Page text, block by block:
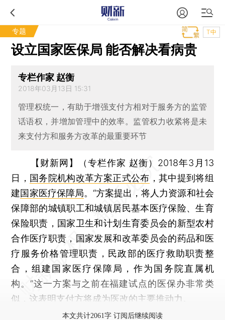
专题 T中
设立国家医保局 能否解决看病贵
专栏作家 赵衡
2018年03月13日 15:31
管理权统一，有助于增强支付方相对于服务方的监管
话语权，并增加管理中的效率。监管权力收紧将是未
来支付方和服务方改革的最重要环节
【财新网】（专栏作家 赵衡） 2018年3月13
日， 国务院机构改革方案正式公布 ，其中提到将组
建国家医疗保障局。“方案提出，将人力资源和社会
保障部的城镇职工和城镇居民基本医疗保险、生育
保险职责，国家卫生和计划生育委员会的新型农村
合作医疗职责，国家发展和改革委员会的药品和医
疗服务价格管理职责，民政部的医疗救助职责整
合，组建国家医疗保障局，作为国务院直属机
构。”这一方案与之前在福建试点的医保办非常类
似，这表明支付方将成为医改的主要推动力。
本文共计2061字 订阅后继续阅读